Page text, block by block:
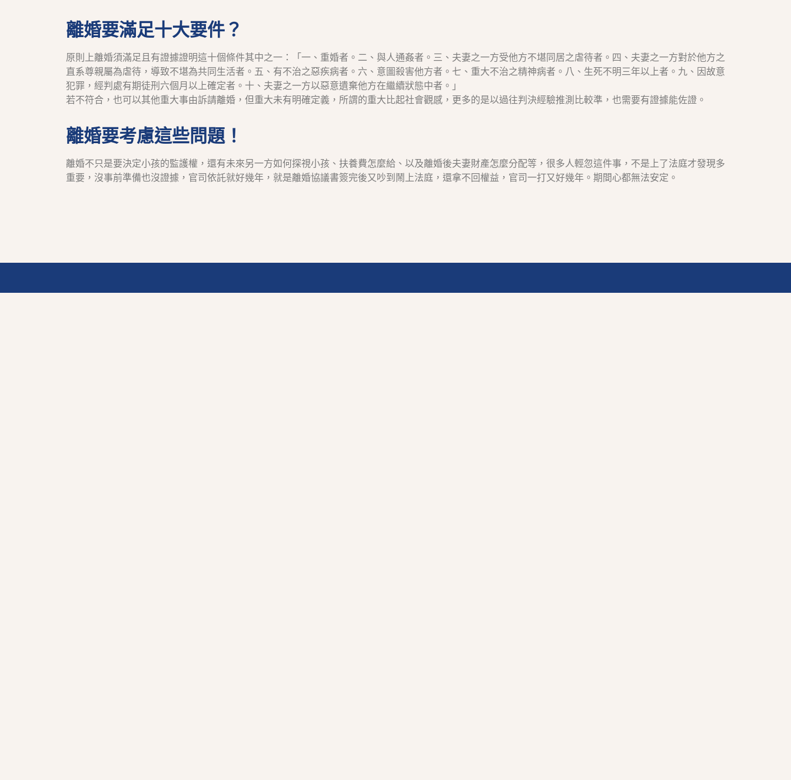
離婚要滿足十大要件？
原則上離婚須滿足且有證據證明這十個條件其中之一：「一、重婚者。二、與人通姦者。三、夫妻之一方受他方不堪同居之虐待者。四、夫妻之一方對於他方之
直系尊親屬為虐待，導致不堪為共同生活者。五、有不治之惡疾病者。六、意圖殺害他方者。七、重大不治之精神病者。八、生死不明三年以上者。九、因故意
犯罪，經判處有期徒刑六個月以上確定者。十、夫妻之一方以惡意遺棄他方在繼續狀態中者。」
若不符合，也可以其他重大事由訴請離婚，但重大未有明確定義，所謂的重大比起社會觀感，更多的是以過往判決經驗推測比較準，也需要有證據能佐證。
離婚要考慮這些問題！
離婚不只是要決定小孩的監護權，還有未來另一方如何探視小孩、扶養費怎麼給、以及離婚後夫妻財產怎麼分配等，很多人輕忽這件事，不是上了法庭才發現多
重要，沒事前準備也沒證據，官司依託就好幾年，就是離婚協議書簽完後又吵到鬧上法庭，還拿不回權益，官司一打又好幾年。期間心都無法安定。